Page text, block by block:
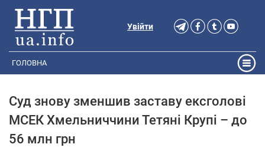
Увійти
ГОЛОВНА
Суд знову зменшив заставу ексголові
МСЕК Хмельниччини Тетяні Крупі – до
56 млн грн